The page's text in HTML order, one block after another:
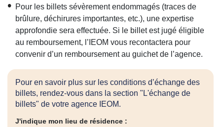
Pour les billets sévèrement endommagés (traces de
brûlure, déchirures importantes, etc.), une expertise
approfondie sera effectuée. Si le billet est jugé éligible
au remboursement, l’IEOM vous recontactera pour
convenir d’un remboursement au guichet de l’agence.
Pour en savoir plus sur les conditions d’échange des
billets, rendez-vous dans la section "L'échange de
billets" de votre agence IEOM.
J'indique mon lieu de résidence :